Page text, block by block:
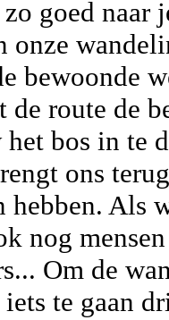
goed naar
onze
bewoonde
de route de
het bos in te
ons
hebben. Als
nog
Om de
te gaan